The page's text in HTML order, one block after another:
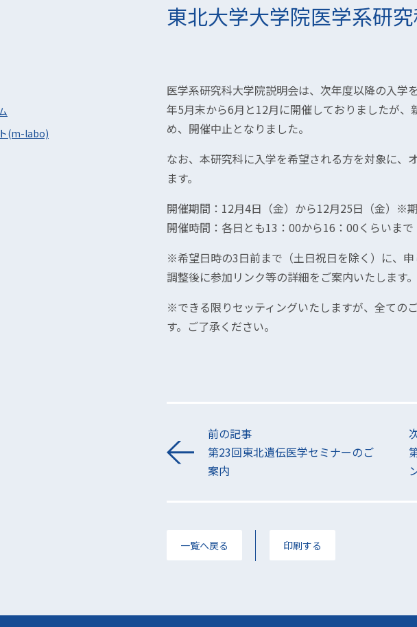
東北大学大学院医学系研
医学系研究科大学院説明会は、次年度以降の入学
年5月末から6月と12月に開催しておりましたが
め、開催中止となりました。
なお、本研究科に入学を希望される方を対象に、
ます。
開催期間：12月4日（金）から12月25日（金）※
開催時間：各日とも13：00から16：00くらいまで
※希望日時の3日前まで（土日祝日を除く）に、申
調整後に参加リンク等の詳細をご案内いたします。
※できる限りセッティングいたしますが、全ての
す。ご了承ください。
(m-labo)
前の記事
第23回東北遺伝医学セミナーのご
案内
一覧へ戻る 印刷する